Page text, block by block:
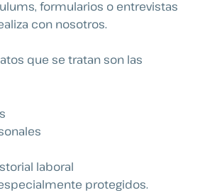
formularios o entrevistas
con nosotros.
que se tratan son las
laboral
protegidos.